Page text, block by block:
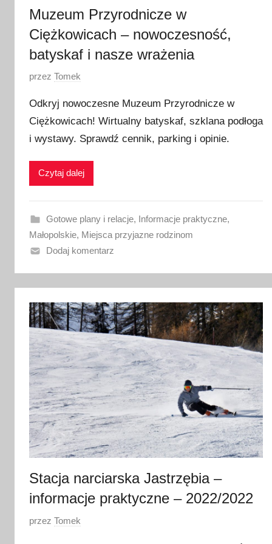
Muzeum Przyrodnicze w
Ciężkowicach – nowoczesność,
batyskaf i nasze wrażenia
O
u
b
l
o
a
n
o
i
p
c
2
0
2
6
przez Tomek
Odkryj nowoczesne Muzeum Przyrodnicze w
Ciężkowicach! Wirtualny batyskaf, szklana podłoga
i wystawy. Sprawdź cennik, parking i opinie.
Czytaj dalej
Gotowe plany i relacje, Informacje praktyczne,
Małopolskie, Miejsca przyjazne rodzinom
Dodaj komentarz
Stacja narciarska Jastrzębia –
informacje praktyczne – 2022/2022
O
przez Tomek